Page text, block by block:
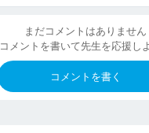
まだコメントはありません
コメントを書いて先生を応援し
コメントを書く